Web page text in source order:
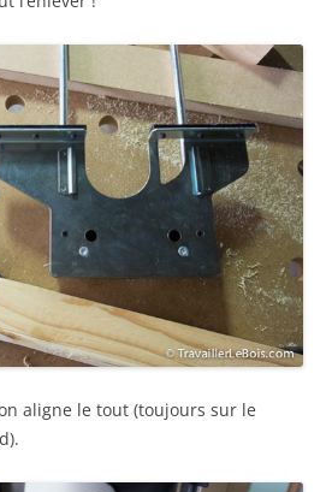
aligne le tout (toujours sur le